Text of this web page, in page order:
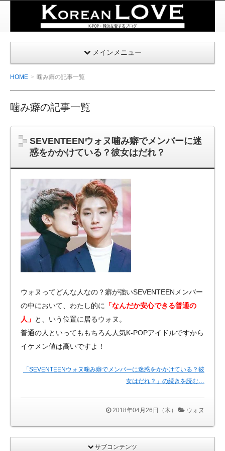
POP・
韓国を
| コリ
アンラ
ブ
メインメニュー
HOME 噛み癖の記事一覧
噛み癖の記事一覧
SEVENTEENウォヌ噛み癖でメンバーに迷
惑をかかけている？彼女はだれ？
ウォヌってどんな人なの？癖が強いSEVENTEENメンバー
の中において、わたし的に 「なんだか安心できる普通の
人」 と、いう位置に居るウォヌ。
普通の人といってももちろん人気K-POPアイドルですから
イケメン値は高いですよ！
「SEVENTEENウォヌ噛み癖でメンバーに迷惑をかかけている？彼
女はだれ？」の続きを読む…
2018年04月26日（木） ウォヌ
サブコンテンツ